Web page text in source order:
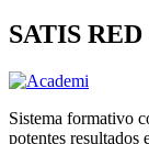
SATIS RED
Sistema formativo
potentes resultados